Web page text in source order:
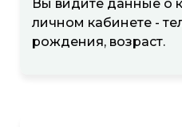
Вы видите данные о
личном кабинете -
рождения, возраст.